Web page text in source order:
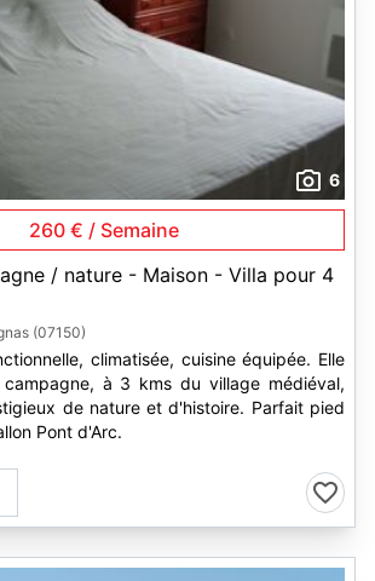
6
260 € / Semaine
/ nature - Maison - Villa pour 4
(07150)
climatisée, cuisine équipée. Elle
à 3 kms du village médiéval,
Vallon Pont d'Arc.